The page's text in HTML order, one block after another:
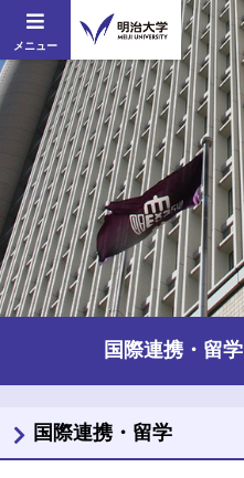
メニュー
国際連携・留学
国際連携・留学